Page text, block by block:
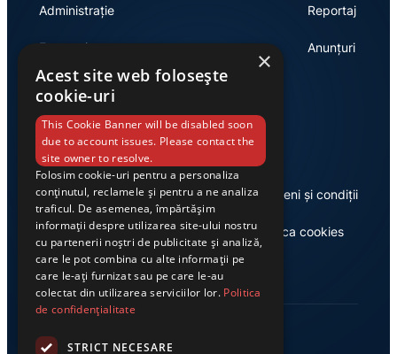
Administrație
Economie
Reportaj
Anunțuri
Link-uri utile
Despre noi
Casa de editură Exclusiv
Termeni și condiții
Politica cookies
×
Acest site web folosește
cookie-uri
This Cookie Banner will be disabled soon
due to account issues. Please contact the
site owner to resolve.
Folosim cookie-uri pentru a personaliza
conținutul, reclamele și pentru a ne analiza
traficul. De asemenea, împărtășim
informații despre utilizarea site-ului nostru
cu partenerii noștri de publicitate și analiză,
care le pot combina cu alte informații pe
care le-ați furnizat sau pe care le-au
colectat din utilizarea serviciilor lor. Politica
de confidențialitate
STRICT NECESARE